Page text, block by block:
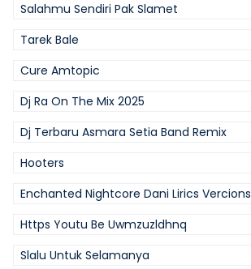
Salahmu Sendiri Pak Slamet
Tarek Bale
Cure Amtopic
Dj Ra On The Mix 2025
Dj Terbaru Asmara Setia Band Remix
Hooters
Enchanted Nightcore Dani Lirics Vercions
Https Youtu Be Uwmzuzldhnq
Slalu Untuk Selamanya